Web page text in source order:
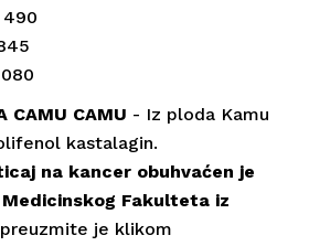
CAMU CAMU - Iz ploda Kamu
kastalagin.
na kancer obuhvaćen je
Fakulteta iz
preuzmite je klikom